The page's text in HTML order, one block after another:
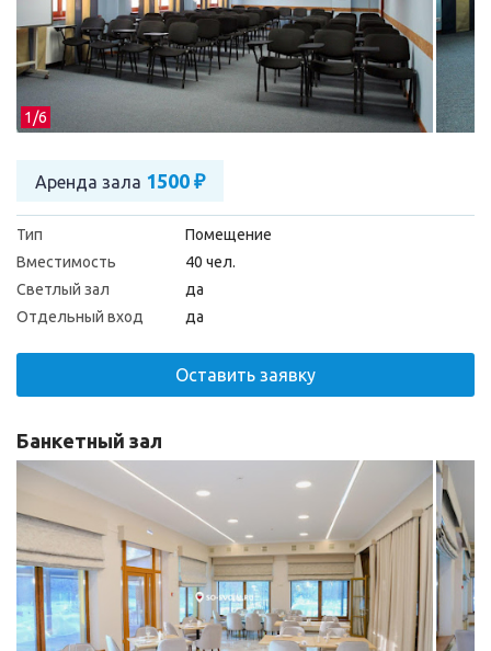
1/6
Аренда зала 1500 ₽
Тип
Помещение
Вместимость
40 чел.
Светлый зал
да
Отдельный вход
да
Оставить заявку
Банкетный зал